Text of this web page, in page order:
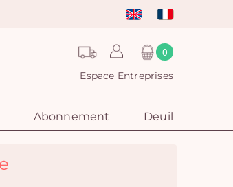
0
Espace Entreprises
Abonnement Deuil